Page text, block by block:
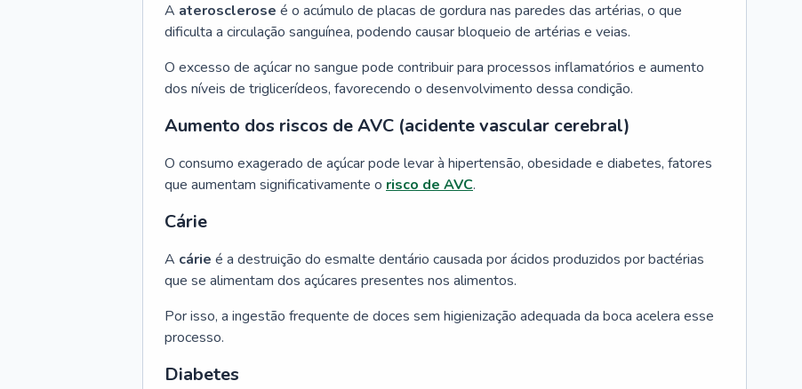
A aterosclerose é o acúmulo de placas de gordura nas paredes das artérias, o que
dificulta a circulação sanguínea, podendo causar bloqueio de artérias e veias.
O excesso de açúcar no sangue pode contribuir para processos inflamatórios e aumento
dos níveis de triglicerídeos, favorecendo o desenvolvimento dessa condição.
Aumento dos riscos de AVC (acidente vascular cerebral)
O consumo exagerado de açúcar pode levar à hipertensão, obesidade e diabetes, fatores
que aumentam significativamente o risco de AVC.
Cárie
A cárie é a destruição do esmalte dentário causada por ácidos produzidos por bactérias
que se alimentam dos açúcares presentes nos alimentos.
Por isso, a ingestão frequente de doces sem higienização adequada da boca acelera esse
processo.
Diabetes